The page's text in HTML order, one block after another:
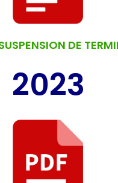
DE
2023